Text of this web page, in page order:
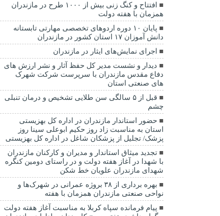
افتتاح و کنگ زنی بیش از ۱۰۰۰ طرح در مازندران
همزمان با هفته دولت
پایان ۱۰ دوره اردوهای تخصصی مهارتی تابستانه
دانش آموزان ۱۷ استان کشور در مازندران
اجرای نمایش‌های ایثار در مازندران
دیدار و نشست مدیر کل حفظ آثار و نشر ارزش های
دفاع مقدس مازندران با سرپرست شرکت شهرک
های صنعتی استان
قبل از ۵ سالگی سن طلایی تشخیص و درمان تنبلی
چشم
حضور استاندار مازندران در اداره کل بهزیستی
استان به مناسبت زاد روز حکیم ابوعلی سینا روز
پزشک/ تجلیل از پزشکان شاغل در اداره کل بهزیستی
تجدید میثاق استاندار و مدیران و کارکنان مازندران
با شهدا در آغاز هفته دولت و در راستای دومین کنگره
شهدای مازندران علویان خط شکن
بهره برداری از ۳۸ بروژه عمرانی در شهرک‌ها و
نواحی صنعتی مازندران همزمان با هفته
پیام فرمانده سپاه کربلا به مناسبت آغاز هفته دولت